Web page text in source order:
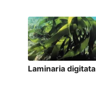
Laminaria digitata